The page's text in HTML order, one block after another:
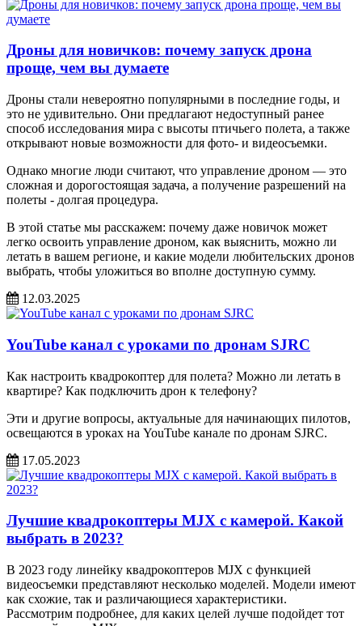
Дроны для новичков: почему запуск дрона
проще, чем вы думаете
Дроны стали невероятно популярными в последние годы, и
это не удивительно. Они предлагают недоступный ранее
способ исследования мира с высоты птичьего полета, а также
открывают новые возможности для фото- и видеосъемки.
Однако многие люди считают, что управление дроном — это
сложная и дорогостоящая задача, а получение разрешений на
полеты - долгая процедура.
В этой статье мы расскажем: почему даже новичок может
легко освоить управление дроном, как выяснить, можно ли
летать в вашем регионе, и какие модели любительских дронов
выбрать, чтобы уложиться во вполне доступную сумму.
12.03.2025
YouTube канал с уроками по дронам SJRC
Как настроить квадрокоптер для полета? Можно ли летать в
квартире? Как подключить дрон к телефону?
Эти и другие вопросы, актуальные для начинающих пилотов,
освещаются в уроках на YouTube канале по дронам SJRC.
17.05.2023
Лучшие квадрокоптеры MJX с камерой. Какой
выбрать в 2023?
В 2023 году линейку квадрокоптеров MJX с функцией
видеосъемки представляют несколько моделей. Модели имеют
как схожие, так и различающиеся характеристики.
Рассмотрим подробнее, для каких целей лучше подойдет тот